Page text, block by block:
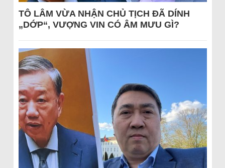
TÔ LÂM VỪA NHẬN CHỦ TỊCH ĐÃ DÍNH
„DỚP“, VƯỢNG VIN CÓ ÂM MƯU GÌ?